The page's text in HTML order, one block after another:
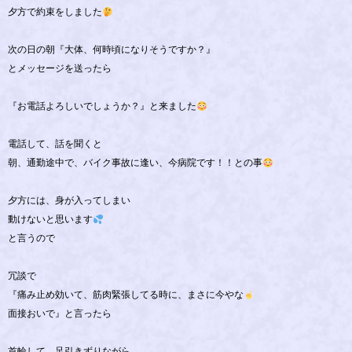
夕方で約束をしました
次の日の朝『大体、何時頃になりそうですか？』
とメッセージを送ったら
『お電話よろしいでしょうか？』と来ました
電話して、話を聞くと
朝、通勤途中で、バイク事故に逢い、今病院です！！との事
夕方には、身が入ってしまい
動けないと思います
と言うので
冗談で
『痛み止め効いて、筋肉緊張してる時に、まさに今やな
面接おいで』と言ったら